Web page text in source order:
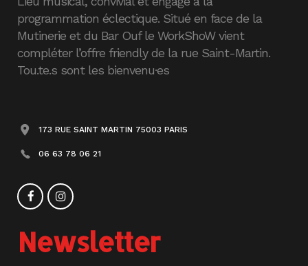
programmation éclectique. Situé en face de la
Mutinerie et du Bar Ouf le WorkShoW vient
compléter l’offre friendly de la rue Saint-Martin.
Tou.te.s sont les bienvenu·es
173 RUE SAINT MARTIN 75003 PARIS
06 63 78 06 21
Newsletter